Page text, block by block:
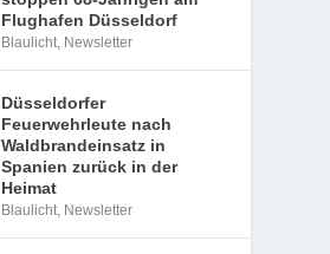
Flughafen Düsseldorf
Blaulicht, Newsletter
Düsseldorfer
Feuerwehrleute nach
Waldbrandeinsatz in
Spanien zurück in der
Heimat
Blaulicht, Newsletter